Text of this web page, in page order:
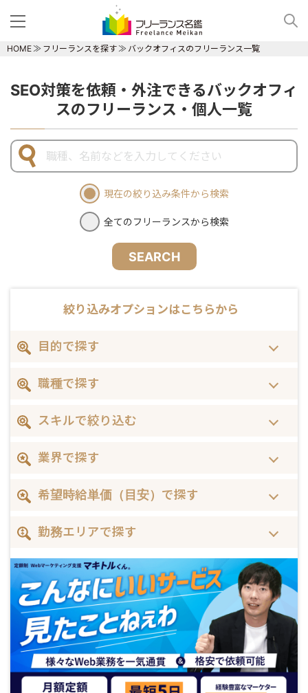
HOME フリーランスを探す バックオフィスのフリーランス一覧
SEO対策を依頼・外注できるバックオフィ
スのフリーランス・個人一覧
現在の絞り込み条件から検索
全てのフリーランスから検索
SEARCH
絞り込みオプションはこちらから
目的で探す
職種で探す
スキルで絞り込む
業界で探す
希望時給単価（目安）で探す
勤務エリアで探す